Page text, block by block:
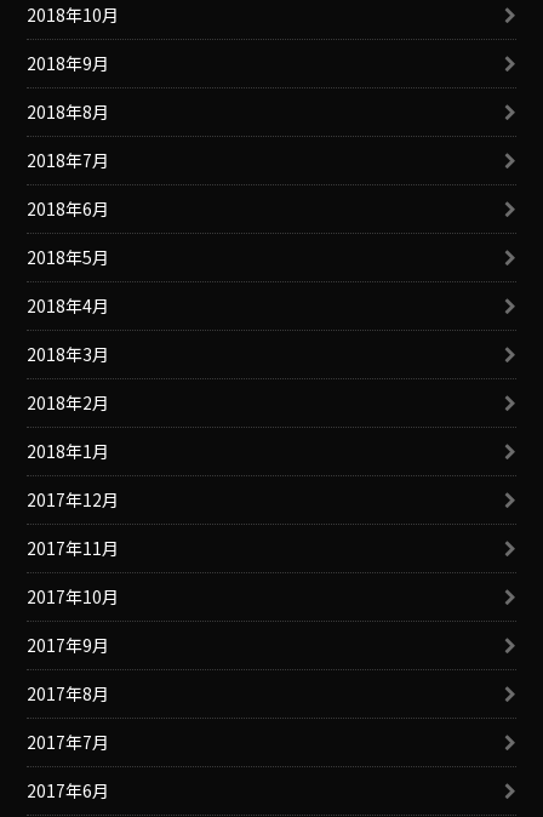
2018年10月
2018年9月
2018年8月
2018年7月
2018年6月
2018年5月
2018年4月
2018年3月
2018年2月
2018年1月
2017年12月
2017年11月
2017年10月
2017年9月
2017年8月
2017年7月
2017年6月